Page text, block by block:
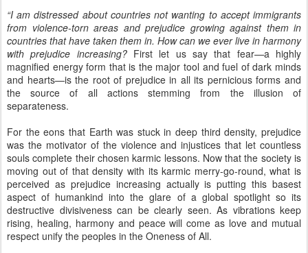
was the motivator of the violence and injustices that let countless
souls complete their chosen karmic lessons. Now that the society is
moving out of that density with its karmic merry-go-round, what is
perceived as prejudice increasing actually is putting this basest
aspect of humankind into the glare of a global spotlight so its
destructive divisiveness can be clearly seen. As vibrations keep
rising, healing, harmony and peace will come as love and mutual
respect unify the peoples in the Oneness of All.
“Managing millions and millions of refugees seems an
insurmountable problem. What will happen to all these desperate
people?”The plight of the millions in hastily arranged camps will
ease somewhat as aid organizations gain strength in numbers, and
donations of monies, food, water, medical supplies and other
essential equipment increase. The light radiated by the many aid-
givers along with the light in worldwide compassion and the
massive amount beamed to the planet is helping to sustain the
refugees’ endurance and hopefulness.